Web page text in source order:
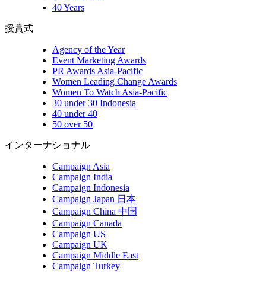
40 Years
授賞式
Agency of the Year
Event Marketing Awards
PR Awards Asia-Pacific
Women Leading Change Awards
Women To Watch Asia-Pacific
30 under 30 Indonesia
40 under 40
50 over 50
インターナショナル
Campaign Asia
Campaign India
Campaign Indonesia
Campaign Japan 日本
Campaign China 中国
Campaign Canada
Campaign US
Campaign UK
Campaign Middle East
Campaign Turkey